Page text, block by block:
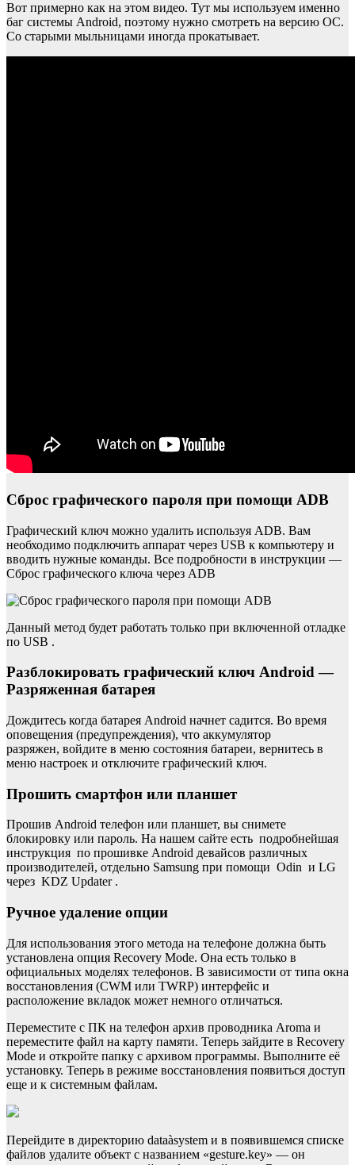
Вот примерно как на этом видео. Тут мы используем именно
баг системы Android, поэтому нужно смотреть на версию ОС.
Со старыми мыльницами иногда прокатывает.
Сброс графического пароля при помощи ADB
Графический ключ можно удалить используя ADB. Вам
необходимо подключить аппарат через USB к компьютеру и
вводить нужные команды. Все подробности в инструкции —
Сброс графического ключа через ADB
Данный метод будет работать только при включенной отладке
по USB .
Разблокировать графический ключ Android —
Разряженная батарея
Дождитесь когда батарея Android начнет садится. Во время
оповещения (предупреждения), что аккумулятор
разряжен, войдите в меню состояния батареи, вернитесь в
меню настроек и отключите графический ключ.
Прошить смартфон или планшет
Прошив Android телефон или планшет, вы снимете
блокировку или пароль. На нашем сайте есть подробнейшая
инструкция по прошивке Android девайсов различных
производителей, отдельно Samsung при помощи Odin и LG
через KDZ Updater .
Ручное удаление опции
Для использования этого метода на телефоне должна быть
установлена опция Recovery Mode. Она есть только в
официальных моделях телефонов. В зависимости от типа окна
восстановления (CWM или TWRP) интерфейс и
расположение вкладок может немного отличаться.
Переместите с ПК на телефон архив проводника Aroma и
переместите файл на карту памяти. Теперь зайдите в Recovery
Mode и откройте папку с архивом программы. Выполните её
установку. Теперь в режиме восстановления появиться доступ
еще и к системным файлам.
Перейдите в директорию dataàsystem и в появившемся списке
файлов удалите объект с названием «gesture.key» — он